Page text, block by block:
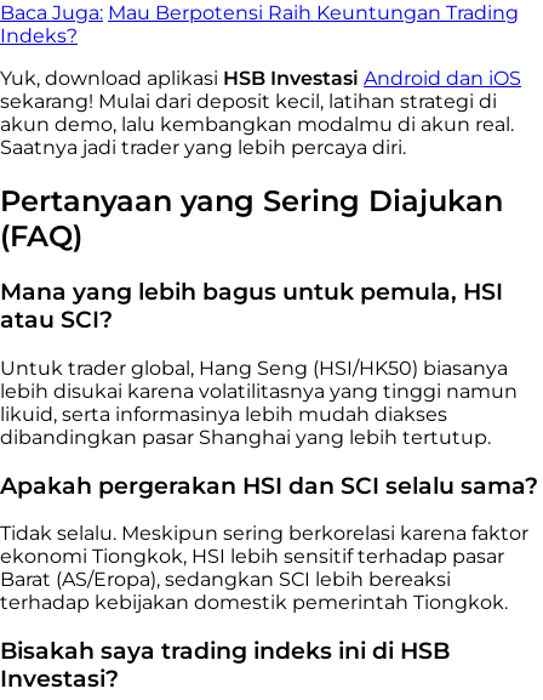
Baca Juga: Mau Berpotensi Raih Keuntungan Trading
Indeks?
Yuk, download aplikasi HSB Investasi Android dan iOS
sekarang! Mulai dari deposit kecil, latihan strategi di
akun demo, lalu kembangkan modalmu di akun real.
Saatnya jadi trader yang lebih percaya diri.
Pertanyaan yang Sering Diajukan
(FAQ)
Mana yang lebih bagus untuk pemula, HSI
atau SCI?
Untuk trader global, Hang Seng (HSI/HK50) biasanya
lebih disukai karena volatilitasnya yang tinggi namun
likuid, serta informasinya lebih mudah diakses
dibandingkan pasar Shanghai yang lebih tertutup.
Apakah pergerakan HSI dan SCI selalu sama?
Tidak selalu. Meskipun sering berkorelasi karena faktor
ekonomi Tiongkok, HSI lebih sensitif terhadap pasar
Barat (AS/Eropa), sedangkan SCI lebih bereaksi
terhadap kebijakan domestik pemerintah Tiongkok.
Bisakah saya trading indeks ini di HSB
Investasi?